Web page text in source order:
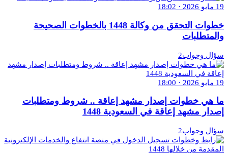
19 مايو 2026 · 18:02
خطوات التحقق من وكالة 1448 بالخطوات الصحيحة
والمتطلبات
سؤال وجواب2
19 مايو 2026 · 18:00
ما هي خطوات إصدار مشهد إعاقة .. شروط ومتطلبات
إصدار مشهد إعاقة في السعودية 1448
سؤال وجواب2